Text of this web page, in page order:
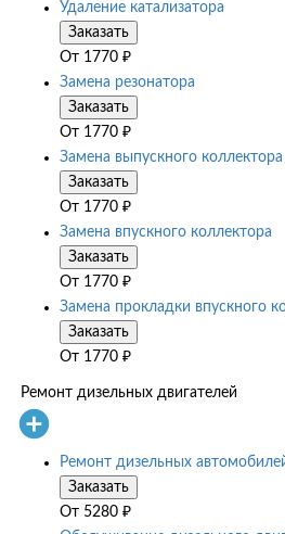
Удаление катализатора
Заказать
От 1770 ₽
Замена резонатора
Заказать
От 1770 ₽
Замена выпускного коллектора
Заказать
От 1770 ₽
Замена впускного коллектора
Заказать
От 1770 ₽
Замена прокладки впускного
Заказать
От 1770 ₽
Ремонт дизельных двигателей
Ремонт дизельных
Заказать
От 5280 ₽